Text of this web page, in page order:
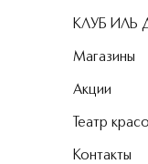
КЛУБ ИЛЬ
Магазины
Акции
Театр
Контакты